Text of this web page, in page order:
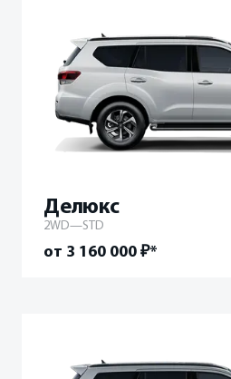
Делюкс
2WD—STD
от 3 160 000 ₽*